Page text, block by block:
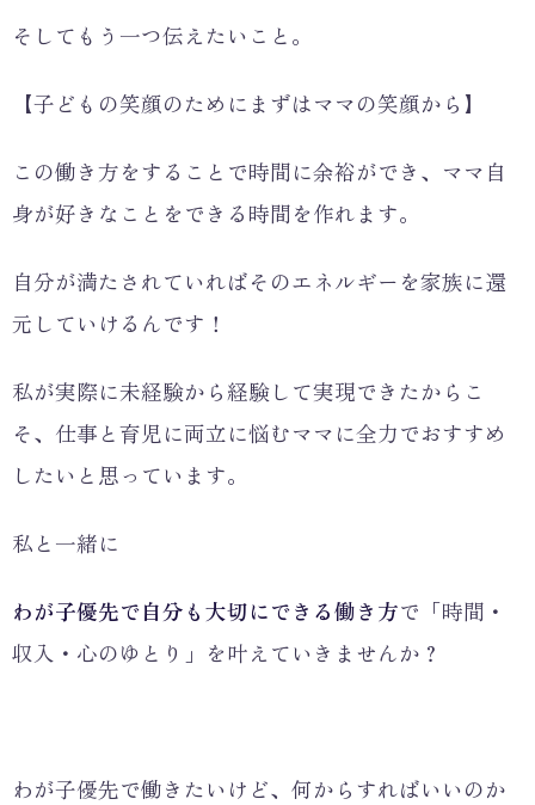
そしてもう一つ伝えたいこと。
【子どもの笑顔のためにまずはママの笑顔から】
この働き方をすることで時間に余裕ができ、ママ自
身が好きなことをできる時間を作れます。
自分が満たされていればそのエネルギーを家族に還
元していけるんです！
私が実際に未経験から経験して実現できたからこ
そ、仕事と育児に両立に悩むママに全力でおすすめ
したいと思っています。
私と一緒に
わが子優先で自分も大切にできる働き方で「時間・
収入・心のゆとり」を叶えていきませんか？
わが子優先で働きたいけど、何からすればいいのか